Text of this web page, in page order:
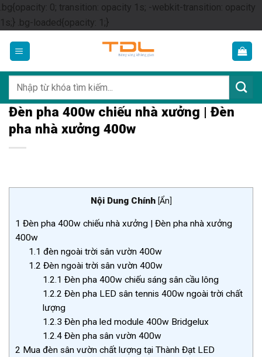
.bg{opacity: 0; transition: opacity 1s; -webkit-transition: opacity
1s;} .bg-loaded{opacity: 1;}Skip
content
kiếm:
Đèn pha 400w chiếu nhà xưởng | Đèn
pha nhà xưởng 400w
Nội Dung Chính [Ẩn]
1 Đèn pha 400w chiếu nhà xưởng | Đèn pha nhà xưởng
400w
1.1 đèn ngoài trời sân vườn 400w
1.2 Đèn ngoài trời sân vườn 400w
1.2.1 Đèn pha 400w chiếu sáng sân cầu lông
1.2.2 Đèn pha LED sân tennis 400w ngoài trời chất
lượng
1.2.3 Đèn pha led module 400w Bridgelux
1.2.4Đèn pha sân vườn 400w
2 Mua đèn sân vườn chất lượng tại Thành Đạt LED